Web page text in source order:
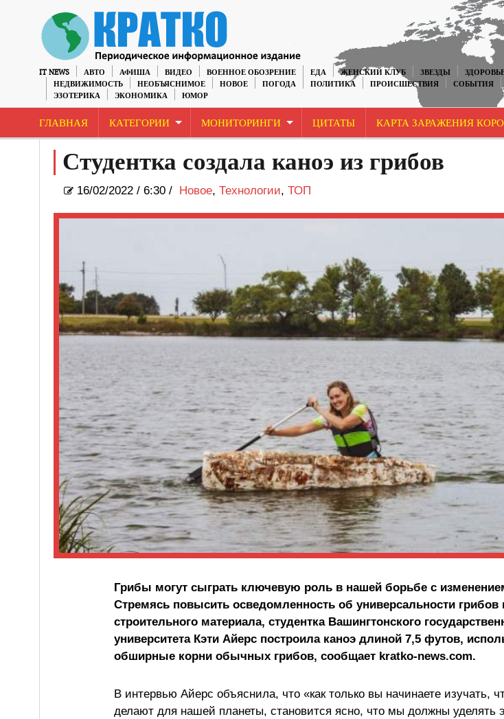
IT NEWS АВТО АФИША ВИДЕО ВОЕННОЕ ОБОЗРЕНИЕ ЕДА ЖЕНСКИЙ КЛУБ ЗВЕЗДЫ
НЕДВИЖИМОСТЬ
НЕОБЪЯСНИМОЕ НОВОЕ ПОГОДА ПОЛИТИКА ПРОИСШЕСТВИЯ СОБЫТИЯ
ЭЗОТЕРИКА
ЭКОНОМИКА ЮМОР
ГЛАВНАЯ КАТЕГОРИИ МОНИТОРИНГИ ЦИТАТЫ КАРТА ЗАРАЖЕНИЯ
Студентка создала каноэ из грибов
16/02/2022/ 6:30 / Новое, Технологии, ТОП
Грибы могут сыграть ключевую роль в нашей борьбе с
Стремясь повысить осведомленность об универсальности грибов
строительного материала, студентка Вашингтонского
университета Кэти Айерс построила каноэ длиной 7,5 футов,
обширные корни обычных грибов, сообщает kratko-news.com.
В интервью Айерс объяснила, что «как только вы начинаете изучать,
делают для нашей планеты, становится ясно, что мы должны уделять